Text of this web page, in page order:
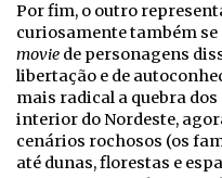
Por fim, o outro
curiosamente também
movie de personagens
libertação e de
mais radical a quebra
interior do Nordeste,
cenários rochosos (os
até dunas, florestas e